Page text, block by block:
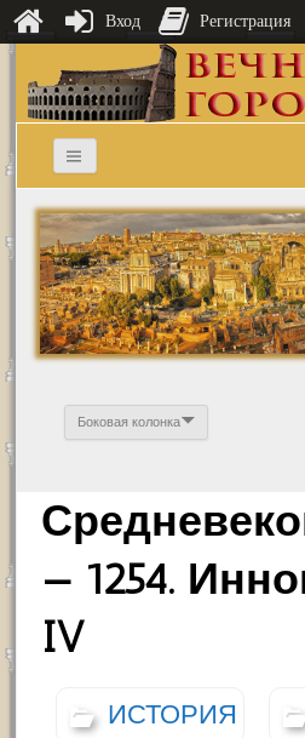
Боковая колонка
— 1254.
IV
ИСТОРИЯ
Вход Регистрация